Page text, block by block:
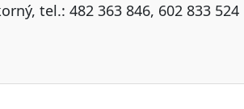
tel.: 482 363 846, 602 833 524